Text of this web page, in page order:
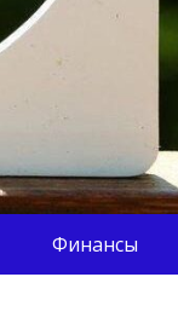
Финансы